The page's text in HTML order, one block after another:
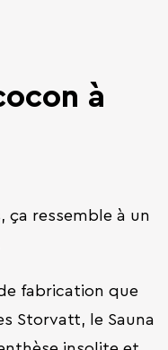
à
ça ressemble à un
fabrication que
Storvatt, le Sauna